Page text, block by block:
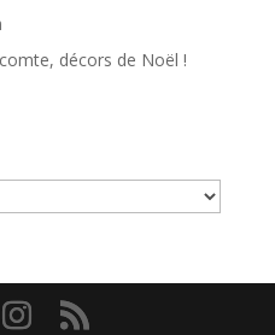
décors de Noël !